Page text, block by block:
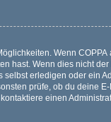
Wenn COPPA
hast. Wenn dies nicht
erledigen oder ein
prüfe, ob du deine
einen